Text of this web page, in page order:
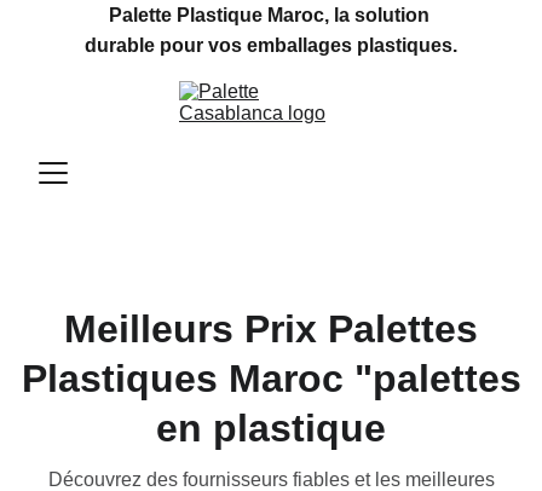
Palette Plastique Maroc, la solution
durable pour vos emballages plastiques.
Meilleurs Prix Palettes
Plastiques Maroc "palettes
en plastique
Découvrez des fournisseurs fiables et les meilleures